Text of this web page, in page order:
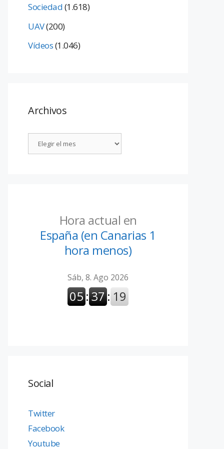
Sociedad(1.618)
UAV(200)
Vídeos(1.046)
Archivos
Hora actual en
España (en Canarias 1
hora menos)
Social
Twitter
Facebook
Youtube